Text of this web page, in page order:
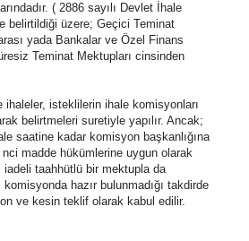
( 2886 sayılı Devlet İhale
belirtildiği üzere; Geçici Teminat
yada Bankalar ve Özel Finans
Teminat Mektupları cinsinden
ihaleler, isteklilerin ihale komisyonları
belirtmeleri suretiyle yapılır. Ancak;
saatine kadar komisyon başkanlığına
madde hükümlerine uygun olarak
taahhütlü bir mektupla da
hazır bulunmadığı takdirde
ve kesin teklif olarak kabul edilir.